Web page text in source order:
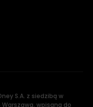
S.A. z siedzibą w
wpisana do